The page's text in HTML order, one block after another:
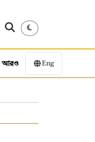
আরও Eng